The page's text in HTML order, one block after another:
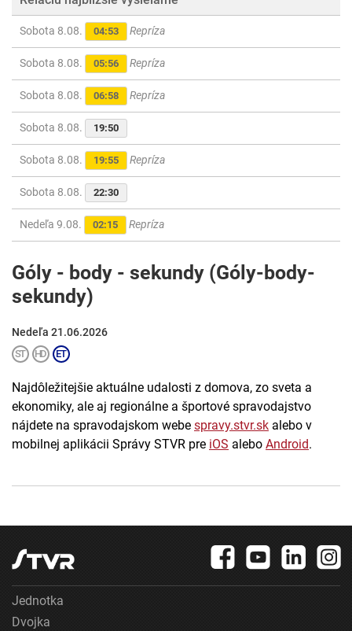
Sobota 8.08. 04:53 Repríza
Sobota 8.08. 05:56 Repríza
Sobota 8.08. 06:58 Repríza
Sobota 8.08. 19:50
Sobota 8.08. 19:55 Repríza
Sobota 8.08. 22:30
Nedeľa 9.08. 02:15 Repríza
Góly - body - sekundy (Góly-body-
sekundy)
Nedeľa 21.06.2026
Najdôležitejšie aktuálne udalosti z domova, zo sveta a
ekonomiky, ale aj regionálne a športové spravodajstvo
nájdete na spravodajskom webe spravy.stvr.sk alebo v
mobilnej aplikácii Správy STVR pre iOS alebo Android.
Jednotka
Dvojka